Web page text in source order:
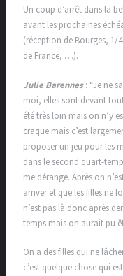
Un coup d’arrêt dans la
avant les prochaines
(réception de Bourges, 1/
de France, …).
Julie Barennes: “Je ne
moi, elles sont devant
été très loin mais on n’y
craque mais c’est
proposer un jeu pour les
dans le second quart-
me dérange. Après on
arriver et que les filles ne
n’est pas là donc après
temps mais on aurait pu
On a des filles qui ne
c’est quelque chose qui